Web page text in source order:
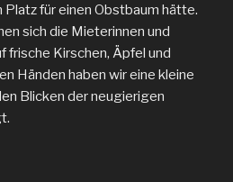
Platz für einen Obstbaum hätte.
sich die Mieterinnen und
frische Kirschen, Äpfel und
Händen haben wir eine kleine
Blicken der neugierigen